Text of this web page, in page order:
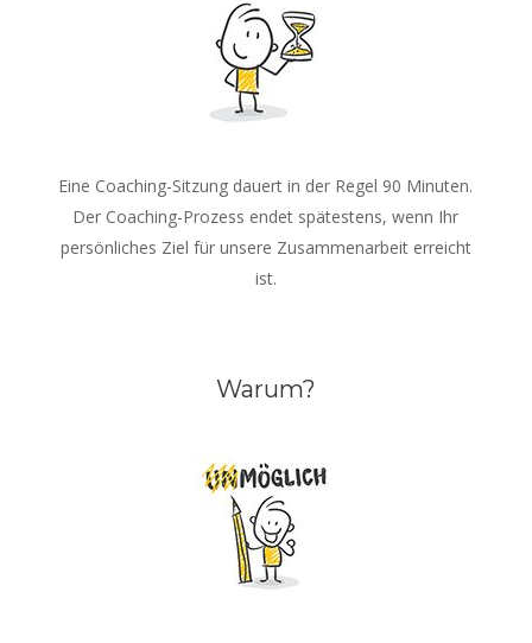
Eine Coaching-Sitzung dauert in der Regel 90 Minuten.
Der Coaching-Prozess endet spätestens, wenn Ihr
persönliches Ziel für unsere Zusammenarbeit erreicht
ist.
Warum?